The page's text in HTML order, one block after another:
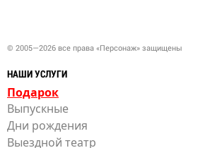
© 2005—2026 все права «Персонаж» защищены
НАШИ УСЛУГИ
Подарок
Выпускные
Дни рождения
Выездной театр